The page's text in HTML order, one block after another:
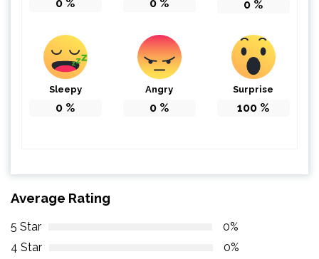
0 % 0 % 0 %
Sleepy
0 %
Angry
0 %
Surprise
100 %
Average Rating
5 Star
0%
4 Star
0%